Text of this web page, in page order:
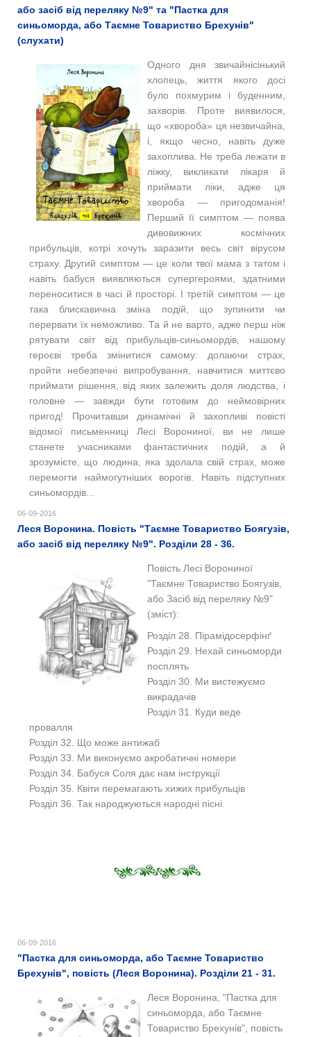
або засіб від переляку №9" та "Пастка для
синьоморда, або Таємне Товариство Брехунів"
(слухати)
Одного дня звичайнісінький
хлопець, життя якого досі
було похмурим і буденним,
захворів. Проте виявилося,
що «хвороба» ця незвичайна,
і, якщо чесно, навіть дуже
захоплива. Не треба лежати в
ліжку, викликати лікаря й
приймати ліки, адже ця
хвороба — пригодоманія!
Перший її симптом — поява
дивовижних космічних
прибульців, котрі хочуть заразити весь світ вірусом
страху. Другий симптом — це коли твої мама з татом і
навіть бабуся виявляються супергероями, здатними
переноситися в часі й просторі. І третій симптом — це
така блискавична зміна подій, що зупинити чи
перервати їх неможливо. Та й не варто, адже перш ніж
рятувати світ від прибульців-синьомордів, нашому
героєві треба змінитися самому: долаючи страх,
пройти небезпечні випробування, навчитися миттєво
приймати рішення, від яких залежить доля людства, і
головне — завжди бути готовим до неймовірних
пригод! Прочитавши динамічні й захопливі повісті
відомої письменниці Лесі Ворониної, ви не лише
станете учасниками фантастичних подій, а й
зрозумієте, що людина, яка здолала свій страх, може
перемогти наймогутніших ворогів. Навіть підступних
синьомордів...
06-09-2016
Леся Воронина. Повість "Таємне Товариство Боягузів,
або засіб від переляку №9". Розділи 28 - 36.
Повість Лесі Ворониної
"Таємне Товариство Боягузів,
або Засіб від переляку №9"
(зміст):
Розділ 28. Пірамідосерфінґ
Розділ 29. Нехай синьоморди
посплять
Розділ 30. Ми вистежуємо
викрадачів
Розділ 31. Куди веде
провалля
Розділ 32. Що може антижаб
Розділ 33. Ми виконуємо акробатичні номери
Розділ 34. Бабуся Соля дає нам інструкції
Розділ 35. Квіти перемагають хижих прибульців
Розділ 36. Так народжуються народні пісні.
06-09-2016
"Пастка для синьоморда, або Таємне Товариство
Брехунів", повість (Леся Воронина). Розділи 21 - 31.
Леся Воронина, "Пастка для
синьоморда, або Таємне
Товариство Брехунів", повість